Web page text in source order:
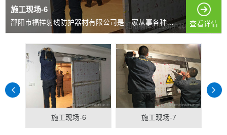
施工现场-6
邵阳市福祥射线防护器材有限公司是一家从事各种射线防护... 查看详情
施工现场-6 施工现场-7